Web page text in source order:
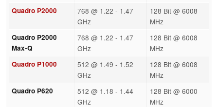
Quadro P2000
768 @ 1.22 - 1.47
GHz
128 Bit @ 6008
MHz
Quadro P2000
Max-Q
768 @ 1.22 - 1.47
GHz
128 Bit @ 6008
MHz
Quadro P1000
512 @ 1.49 - 1.52
GHz
128 Bit @ 6008
MHz
Quadro P620
512 @ 1.18 - 1.44
GHz
128 Bit @ 6000
MHz